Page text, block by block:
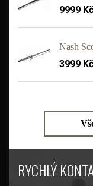
9999 Kč
Nash
3999 Kč
RYCHLÝ